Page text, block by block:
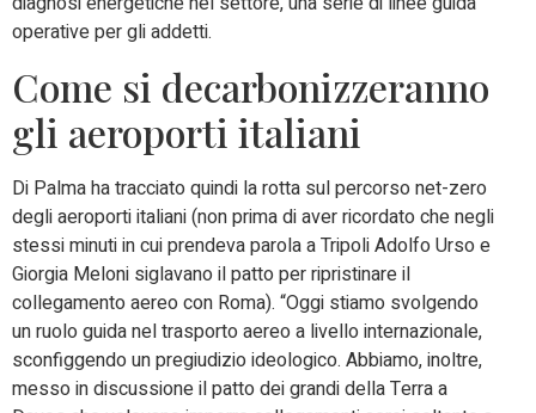
operative per gli addetti.
Come si decarbonizzeranno
gli aeroporti italiani
Di Palma ha tracciato quindi la rotta sul percorso net-zero
degli aeroporti italiani (non prima di aver ricordato che negli
stessi minuti in cui prendeva parola a Tripoli Adolfo Urso e
Giorgia Meloni siglavano il patto per ripristinare il
collegamento aereo con Roma). “Oggi stiamo svolgendo
un ruolo guida nel trasporto aereo a livello internazionale,
sconfiggendo un pregiudizio ideologico. Abbiamo, inoltre,
messo in discussione il patto dei grandi della Terra a